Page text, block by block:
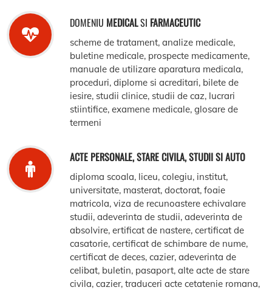
DOMENIU MEDICALSI FARMACEUTIC
scheme de tratament, analize medicale,
buletine medicale, prospecte medicamente,
manuale de utilizare aparatura medicala,
proceduri, diplome si acreditari, bilete de
iesire, studii clinice, studii de caz, lucrari
stiintifice, examene medicale, glosare de
termeni
ACTE PERSONALE, STARE CIVILA, STUDII SI AUTO
diploma scoala, liceu, colegiu, institut,
universitate, masterat, doctorat, foaie
matricola, viza de recunoastere echivalare
studii, adeverinta de studii, adeverinta de
absolvire, ertificat de nastere, certificat de
casatorie, certificat de schimbare de nume,
certificat de deces, cazier, adeverinta de
celibat, buletin, pasaport, alte acte de stare
civila, cazier, traduceri acte cetatenie romana,